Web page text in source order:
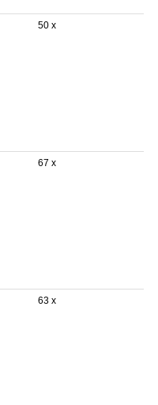
50 x
67 x
63 x